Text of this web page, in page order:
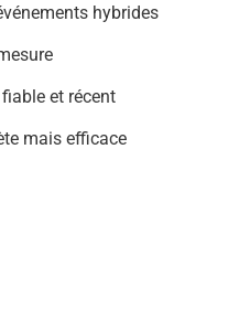
hybrides
et récent
mais efficace